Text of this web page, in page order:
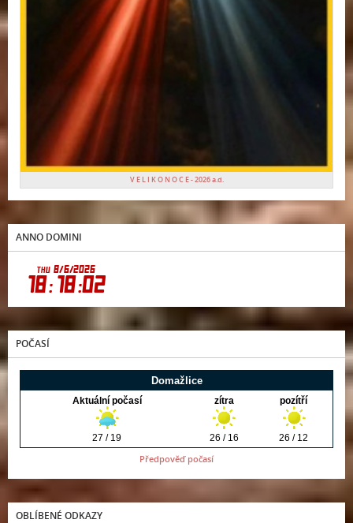
V E L I K O N O C E - 2026 a.d.
ANNO DOMINI
POČASÍ
Předpověď počasí
OBLÍBENÉ ODKAZY